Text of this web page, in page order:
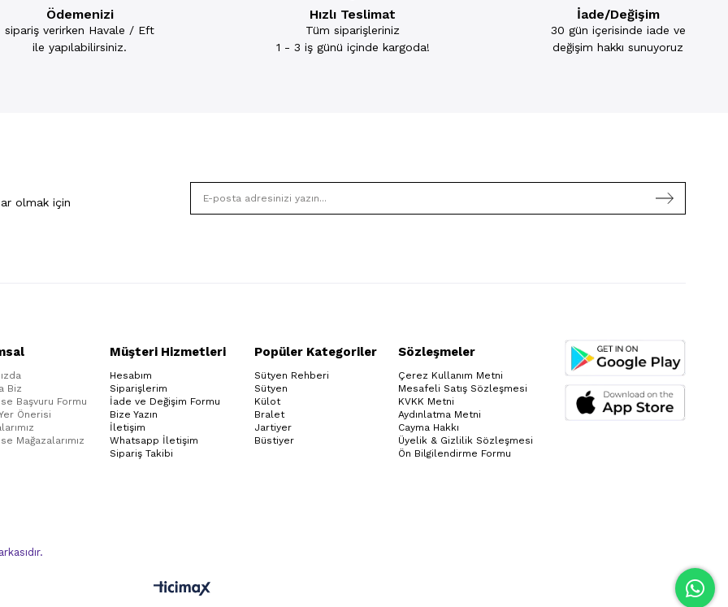
Ödemenizi
sipariş verirken Havale / Eft
ile yapılabilirsiniz.
Hızlı Teslimat
Tüm siparişleriniz
1 - 3 iş günü içinde kargoda!
İade/Değişim
30 gün içerisinde iade ve
değişim hakkı sunuyoruz
olmak için
Biz
Başvuru Formu
Önerisi
Mağazalarımız
Müşteri Hizmetleri
Hesabım
Siparişlerim
İade ve Değişim Formu
Bize Yazın
İletişim
Whatsapp İletişim
Sipariş Takibi
Popüler Kategoriler
Sütyen Rehberi
Sütyen
Külot
Bralet
Jartiyer
Büstiyer
Sözleşmeler
Çerez Kullanım Metni
Mesafeli Satış Sözleşmesi
KVKK Metni
Aydınlatma Metni
Cayma Hakkı
Üyelik & Gizlilik Sözleşmesi
Ön Bilgilendirme Formu